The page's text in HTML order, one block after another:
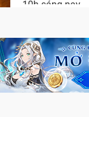
10h sáng nay.